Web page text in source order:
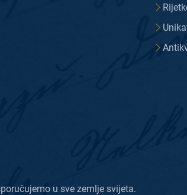
u sve zemlje svijeta.